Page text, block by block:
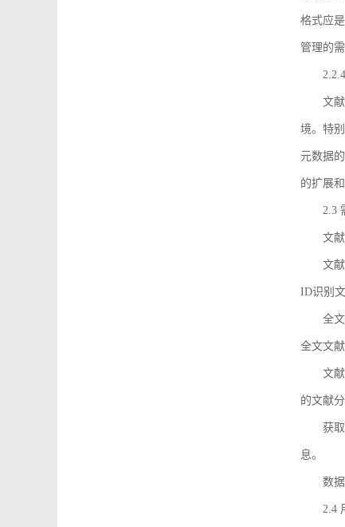
格式应
管理的
文
境。特
元数据
的扩展
2.3
文
文
ID识别
全
全文文献
文
的文献
获
息。
数
2.4